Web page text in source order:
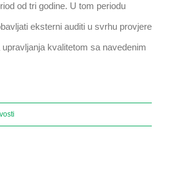
od tri godine. U tom periodu
eksterni auditi u svrhu provjere
kvalitetom sa navedenim